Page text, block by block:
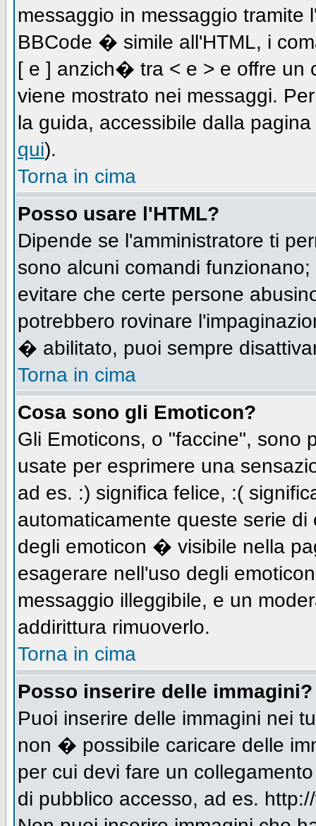
messaggio in messaggio tramite
BBCode � simile all'HTML, i
[ e ] anzich� tra < e > e offre un
viene mostrato nei messaggi.
la guida, accessibile dalla
qui).
Torna in cima
Posso usare l'HTML?
Dipende se l'amministratore ti
sono alcuni comandi
evitare che certe persone
potrebbero rovinare
� abilitato, puoi sempre
Torna in cima
Cosa sono gli Emoticon?
Gli Emoticons, o "faccine", sono
usate per esprimere una
ad es. :) significa felice, :(
automaticamente queste serie
degli emoticon � visibile nella
esagerare nell'uso degli
messaggio illeggibile, e un
addirittura rimuoverlo.
Torna in cima
Posso inserire delle immagini?
Puoi inserire delle immagini nei
non � possibile caricare delle
per cui devi fare un
di pubblico accesso, ad es.